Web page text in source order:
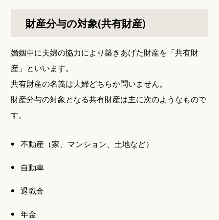
財産分与の対象(共有財産)
婚姻中に夫婦の協力により築きあげた財産を「共有財
産」といいます。
共有財産の名義は夫婦どちらか問いません。
財産分与の対象となる共有財産は主に次のようなもので
す。
不動産（家、マンション、土地など）
自動車
退職金
年金